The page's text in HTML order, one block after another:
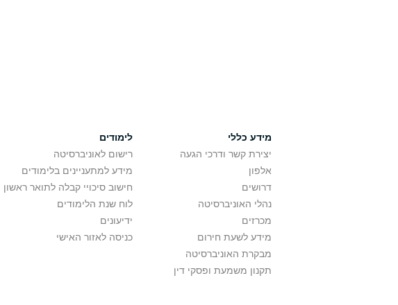
מידע כללי
יצירת קשר ודרכי הגעה
אלפון
דרושים
נהלי האוניברסיטה
מכרזים
מידע לשעת חירום
מבקרת האוניברסיטה
תקנון משמעת ופסקי דין
לימודים
רישום לאוניברסיטה
מידע למתעניינים בלימודים
חישוב סיכויי קבלה לתואר ראשון
לוח שנת הלימודים
ידיעונים
כניסה לאזור האישי